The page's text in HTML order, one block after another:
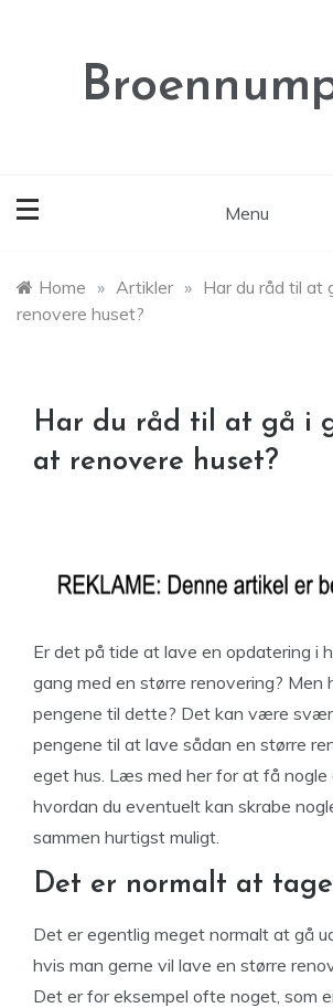
Menu
Home » Artikler » Har du råd til at
renovere huset?
Har du råd til at gå i
at renovere huset?
Er det på tide at lave en opdatering i
gang med en større renovering? Men
pengene til dette? Det kan være
pengene til at lave sådan en større
eget hus. Læs med her for at få nogle
hvordan du eventuelt kan skrabe
sammen hurtigst muligt.
Det er normalt at
Det er egentlig meget normalt at gå
hvis man gerne vil lave en større
Det er for eksempel ofte noget, som